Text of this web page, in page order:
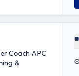
Coach APC
&